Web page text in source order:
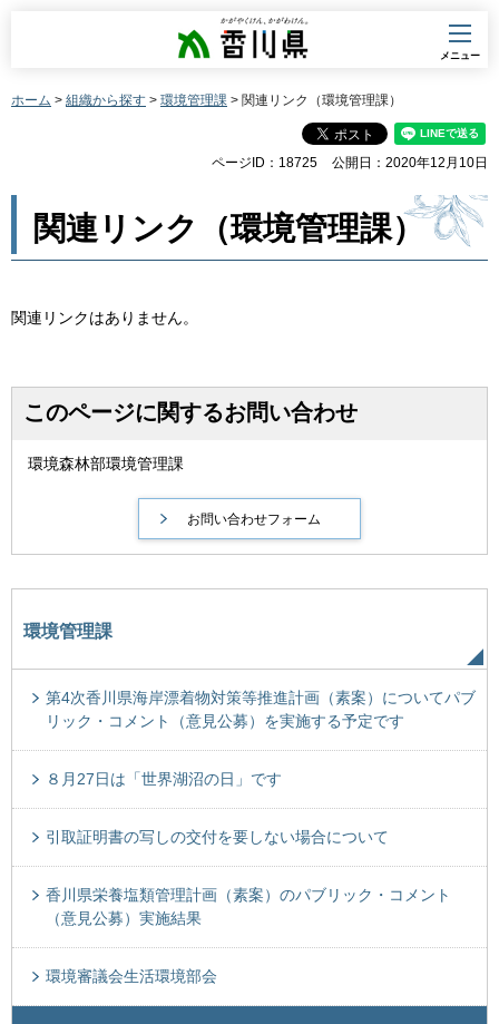
香川県
メニュー
ホーム > 組織から探す > 環境管理課 > 関連リンク（環境管理課）
ページID：18725 公開日：2020年12月10日
関連リンク（環境管理課）
関連リンクはありません。
このページに関するお問い合わせ
環境森林部環境管理課
環境管理課
第4次香川県海岸漂着物対策等推進計画（素案）についてパブ
リック・コメント（意見公募）を実施する予定です
８月27日は「世界湖沼の日」です
引取証明書の写しの交付を要しない場合について
香川県栄養塩類管理計画（素案）のパブリック・コメント
（意見公募）実施結果
環境審議会生活環境部会